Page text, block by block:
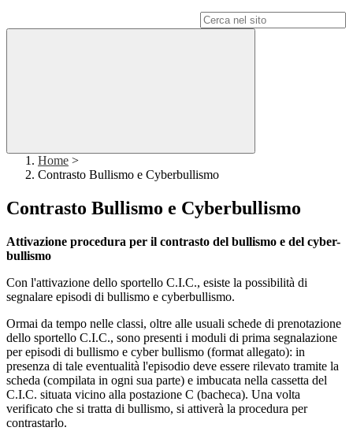
Home >
Contrasto Bullismo e Cyberbullismo
Contrasto Bullismo e Cyberbullismo
Attivazione procedura per il contrasto del bullismo e del cyber-
bullismo
Con l'attivazione dello sportello C.I.C., esiste la possibilità di
segnalare episodi di bullismo e cyberbullismo.
Ormai da tempo nelle classi, oltre alle usuali schede di prenotazione
dello sportello C.I.C., sono presenti i moduli di prima segnalazione
per episodi di bullismo e cyber bullismo (format allegato): in
presenza di tale eventualità l'episodio deve essere rilevato tramite la
scheda (compilata in ogni sua parte) e imbucata nella cassetta del
C.I.C. situata vicino alla postazione C (bacheca). Una volta
verificato che si tratta di bullismo, si attiverà la procedura per
contrastarlo.